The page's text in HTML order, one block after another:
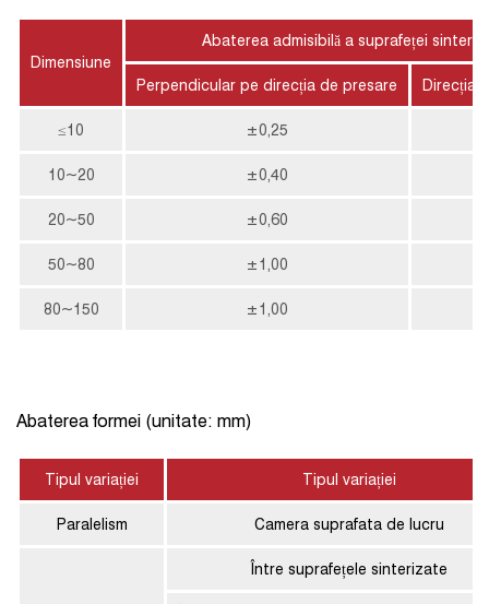
Dimensiune
Abaterea admisibilă a suprafeței
Perpendicular pe direcția de presare Direcția
≤10 ±0,25
10~20 ±0,40
20~50 ±0,60
50~80 ±1,00
80~150 ±1,00
Abaterea formei (unitate: mm)
Tipul variației Tipul variației
Paralelism Camera suprafata de lucru
Între suprafețele sinterizate